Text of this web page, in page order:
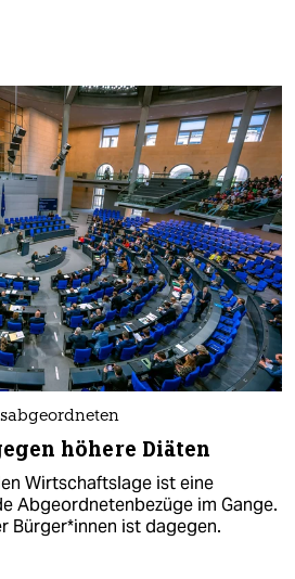
höhere Diäten
Wirtschaftslage ist eine
Abgeordnetenbezüge im Gange.
Bür­ge­r*in­nen ist dagegen.